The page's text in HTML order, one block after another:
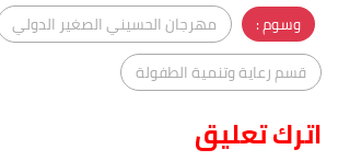
وسوم :
مهرجان الحسيني الصغير الدولي
قسم رعاية وتنمية الطفولة
اترك تعليق